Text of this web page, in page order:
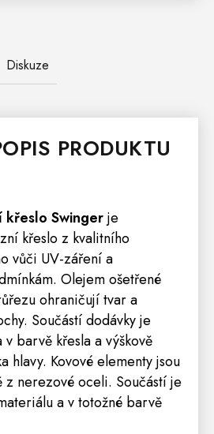
Diskuze
PRODUKTU
křeslo Swingerje
křeslo z kvalitního
vůči UV-záření a
Olejem ošetřené
ohraničují tvar a
Součástí dodávky je
v barvě křesla a výškově
hlavy. Kovové elementy jsou
z nerezové oceli. Součástí je
a v totožné barvě